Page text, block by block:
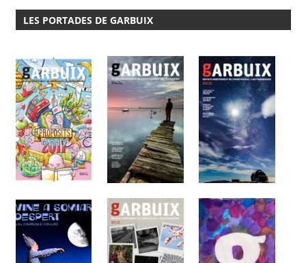
LES PORTADES DE GARBUIX